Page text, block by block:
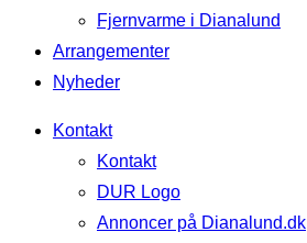
Fjernvarme i Dianalund
Arrangementer
Nyheder
Kontakt
Kontakt
DUR Logo
Annoncer på Dianalund.dk